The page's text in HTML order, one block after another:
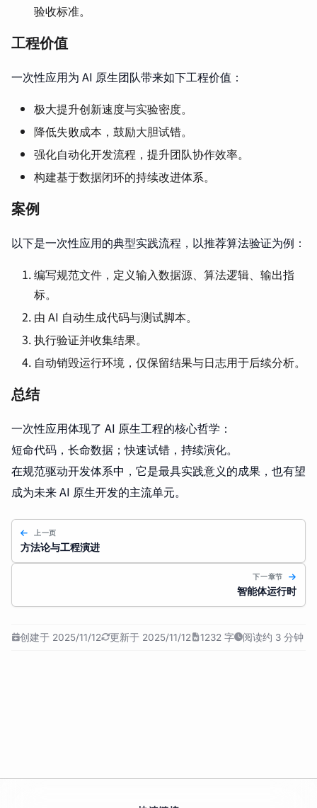
验收标准。
工程价值
一次性应用为 AI 原生团队带来如下工程价值：
极大提升创新速度与实验密度。
降低失败成本，鼓励大胆试错。
强化自动化开发流程，提升团队协作效率。
构建基于数据闭环的持续改进体系。
案例
以下是一次性应用的典型实践流程，以推荐算法验证为例：
编写规范文件，定义输入数据源、算法逻辑、输出指
标。
由 AI 自动生成代码与测试脚本。
执行验证并收集结果。
自动销毁运行环境，仅保留结果与日志用于后续分析。
总结
一次性应用体现了 AI 原生工程的核心哲学：
短命代码，长命数据；快速试错，持续演化。
在规范驱动开发体系中，它是最具实践意义的成果，也有望
成为未来 AI 原生开发的主流单元。
上一页
方法论与工程演进
下一章节
智能体运行时
创建于 2025/11/12 更新于 2025/11/12 1232 字 阅读约 3 分钟